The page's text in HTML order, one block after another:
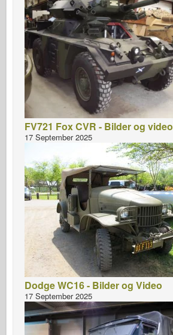
FV721 Fox CVR - Bilder og video
17 September 2025
Dodge WC16 - Bilder og Video
17 September 2025